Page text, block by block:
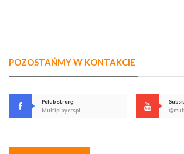
POZOSTAŃMY W KONTAKCIE
Polub stronę
Multiplayerspl